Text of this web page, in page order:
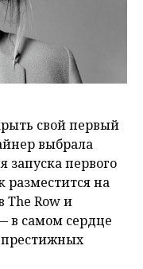
свой первый
выбрала
первого
разместится на
The Row и
в самом сердце
престижных